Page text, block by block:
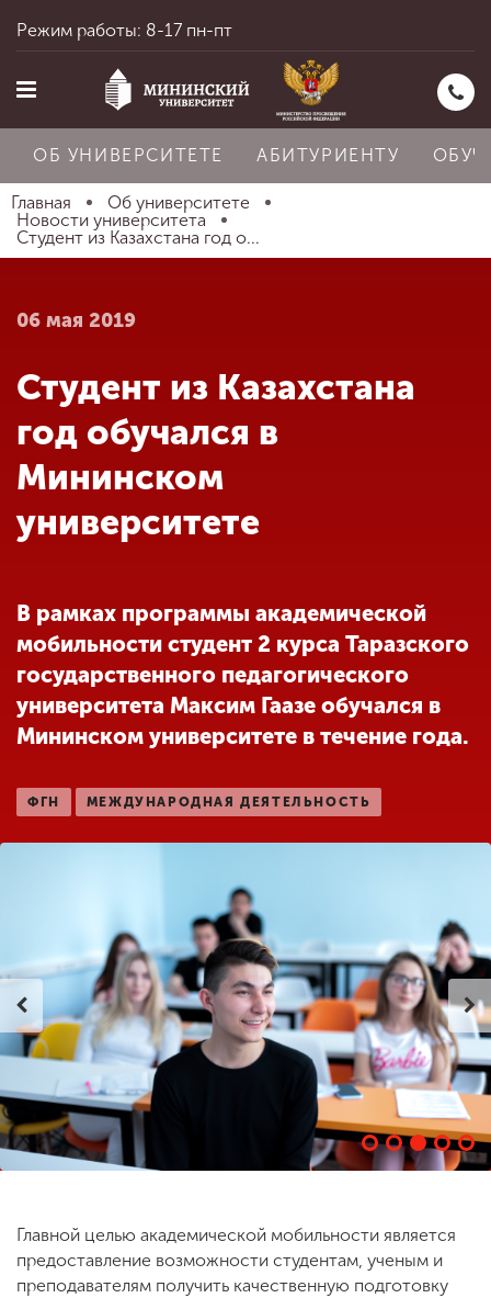
Главная
Абитуриенту
Обучение
Международная
деятельность
Другие виды
Студенческая жизнь
Сведения об
образовательной
организации
ENG SPN CHI
Приемная
Режим работы: 8-17 пн-пт
ОБ УНИВЕРСИТЕТЕ АБИТУРИЕНТУ
Главная
Об университете
Новости университета
Студент из Казахстана год о...
06 мая 2019
Студент из Казахстана
год обучался в
Мининском
университете
В рамках программы академической
мобильности студент 2 курса Таразского
государственного педагогического
университета Максим Гаазе обучался в
Мининском университете в течение года.
ФГН МЕЖДУНАРОДНАЯ ДЕЯТЕЛЬНОСТЬ
Главной целью академической мобильности является
предоставление возможности студентам, ученым и
преподавателям получить качественную подготовку